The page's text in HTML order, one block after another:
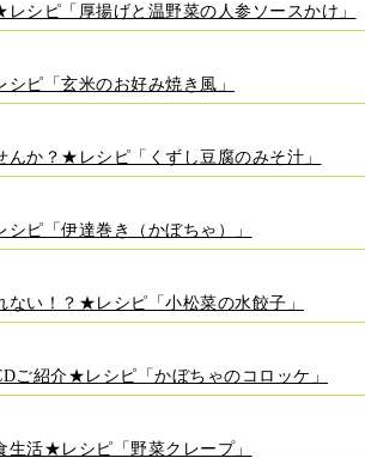
シピ「厚揚げと温野菜の人参ソースかけ」
ピ「玄米のお好み焼き風」
んか？★レシピ「くずし豆腐のみそ汁」
ピ「伊達巻き（かぼちゃ）」
ない！？★レシピ「小松菜の水餃子」
ご紹介★レシピ「かぼちゃのコロッケ」
生活★レシピ「野菜クレープ」